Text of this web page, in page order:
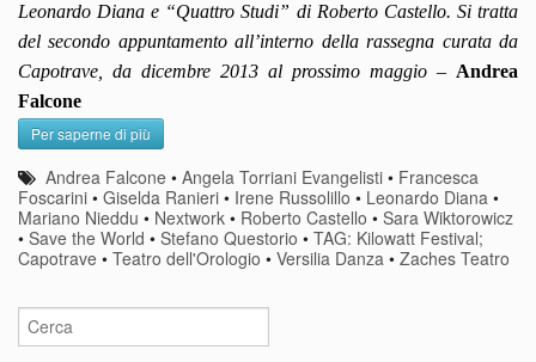
Leonardo Diana e “Quattro Studi” di Roberto Castello. Si tratta
del secondo appuntamento all’interno della rassegna curata da
Capotrave, da dicembre 2013 al prossimo maggio – Andrea
Falcone
Per saperne di più
Andrea Falcone •Angela Torriani Evangelisti • Francesca
Foscarini • Giselda Ranieri • Irene Russolillo • Leonardo Diana •
Mariano Nieddu • Nextwork • Roberto Castello • Sara Wiktorowicz
• Save the World • Stefano Questorio • TAG: Kilowatt Festival;
Capotrave • Teatro dell'Orologio • Versilia Danza • Zaches Teatro